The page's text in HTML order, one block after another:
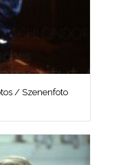
/ Szenenfoto